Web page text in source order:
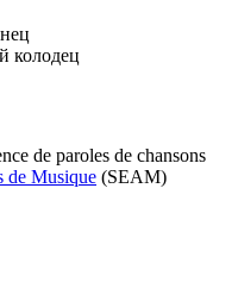
колодец
de paroles de chansons
de Musique (SEAM)